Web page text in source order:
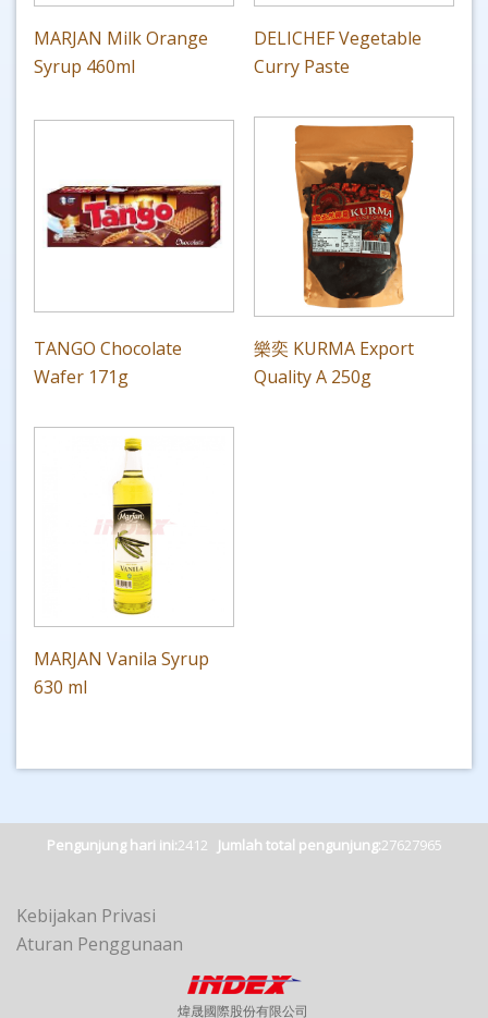
MARJAN Milk Orange
Syrup 460ml
DELICHEF Vegetable
Curry Paste
TANGO Chocolate
Wafer 171g
樂奕 KURMA Export
Quality A 250g
MARJAN Vanila Syrup
630 ml
Pengunjung hari ini:2412 Jumlah total pengunjung:27627965
Kebijakan Privasi
Aturan Penggunaan
煒晟國際股份有限公司